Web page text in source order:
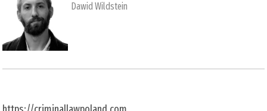
Dawid Wildstein